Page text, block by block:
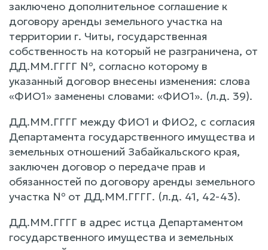
заключено дополнительное соглашение к
договору аренды земельного участка на
территории г. Читы, государственная
собственность на который не разграничена, от
ДД.ММ.ГГГГ №, согласно которому в
указанный договор внесены изменения: слова
«ФИО1» заменены словами: «ФИО1». (л.д. 39).
ДД.ММ.ГГГГ между ФИО1 и ФИО2, с согласия
Департамента государственного имущества и
земельных отношений Забайкальского края,
заключен договор о передаче прав и
обязанностей по договору аренды земельного
участка № от ДД.ММ.ГГГГ. (л.д. 41, 42-43).
ДД.ММ.ГГГГ в адрес истца Департаментом
государственного имущества и земельных